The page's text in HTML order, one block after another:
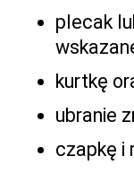
plecak
kurtkę
ubranie
czapkę i